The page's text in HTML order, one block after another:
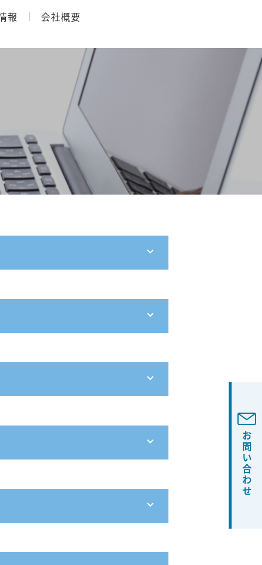
報 会社概要
お問い合わせ